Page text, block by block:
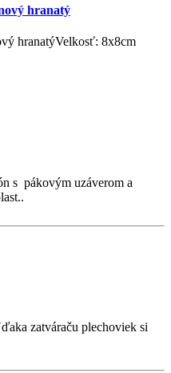
hranatý
hranatýVelkosť: 8x8cm
s pákovým uzáverom a
zatváraču plechoviek si